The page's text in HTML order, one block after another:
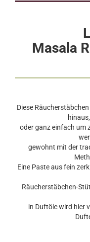
Masala
Diese
oder ganz einfach um
gewohnt mit der
Eine Paste aus fein
Räucherstäbchen-
in Duftöle wird hier